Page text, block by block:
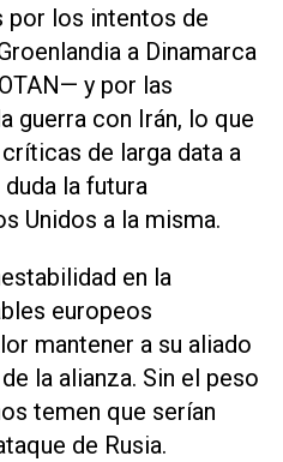
por ⁠los intentos de
a Dinamarca
y por las
guerra con Irán, lo que
de larga data a
la futura
Unidos a ⁠la misma.
en la
europeos
mantener a su aliado
la alianza. Sin el peso
temen que serían
de Rusia.